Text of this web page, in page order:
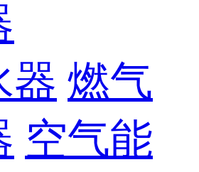
器 燃气
空气能